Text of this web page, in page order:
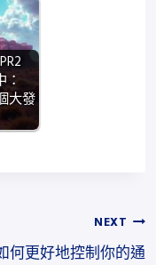
：
大發
NEXT
何更好地控制你的通